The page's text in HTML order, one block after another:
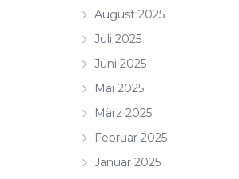
August 2025
Juli 2025
Juni 2025
Mai 2025
März 2025
Februar 2025
Januar 2025